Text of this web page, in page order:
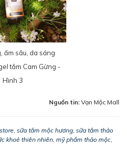
ấm sâu, da sáng
tắm Cam Gừng -
Hình 3
Nguồn tin: Vạn Mộc Mall
, sữa tắm mộc hương, sữa tắm thảo
khoẻ thiên nhiên, mỹ phẩm thảo mộc,